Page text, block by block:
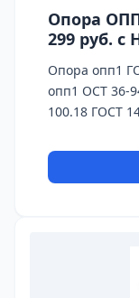
Опора
299 руб.
Опора опп1
опп1 ОСТ 36-
100.18 ГОСТ
материалы и